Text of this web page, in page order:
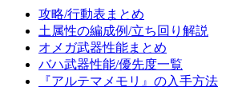
攻略/行動表まとめ
土属性の編成例/立ち回り解説
オメガ武器性能まとめ
バハ武器性能/優先度一覧
『アルテマメモリ』の入手方法